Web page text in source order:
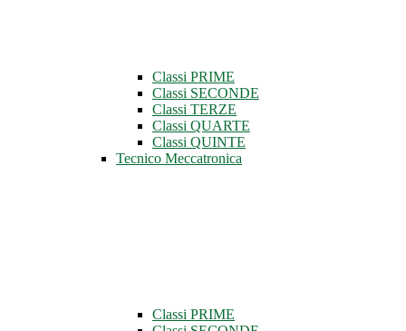
Classi PRIME
Classi SECONDE
Classi TERZE
Classi QUARTE
Classi QUINTE
Tecnico Meccatronica
Classi PRIME